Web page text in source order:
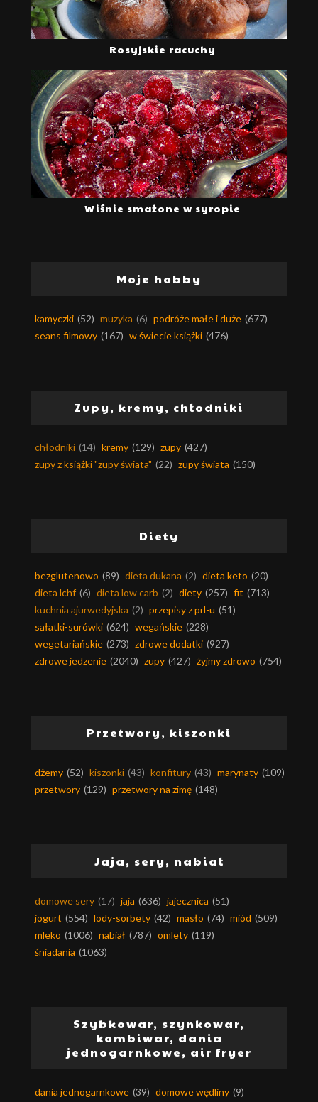
Rosyjskie racuchy
Wiśnie smażone w syropie
Moje hobby
kamyczki (52) muzyka (6) podróże małe i duże (677)
seans filmowy (167) w świecie książki (476)
Zupy, kremy, chłodniki
chłodniki (14) kremy (129) zupy (427)
zupy z książki "zupy świata" (22) zupy świata (150)
Diety
bezglutenowo (89) dieta dukana (2) dieta keto (20)
dieta lchf (6) dieta low carb (2) diety (257) fit (713)
kuchnia ajurwedyjska (2) przepisy z prl-u (51)
sałatki-surówki (624) wegańskie (228)
wegetariańskie (273) zdrowe dodatki (927)
zdrowe jedzenie (2040) zupy (427) żyjmy zdrowo (754)
Przetwory, kiszonki
dżemy (52) kiszonki (43) konfitury (43) marynaty (109)
przetwory (129) przetwory na zimę (148)
Jaja, sery, nabiał
domowe sery (17) jaja (636) jajecznica (51)
jogurt (554) lody-sorbety (42) masło (74) miód (509)
mleko (1006) nabiał (787) omlety (119)
śniadania (1063)
Szybkowar, szynkowar,
kombiwar, dania
jednogarnkowe, air fryer
dania jednogarnkowe (39) domowe wędliny (9)